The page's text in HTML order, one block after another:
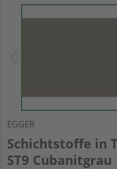
EGGER
Schichtstoffe in
ST9 Cubanitgrau